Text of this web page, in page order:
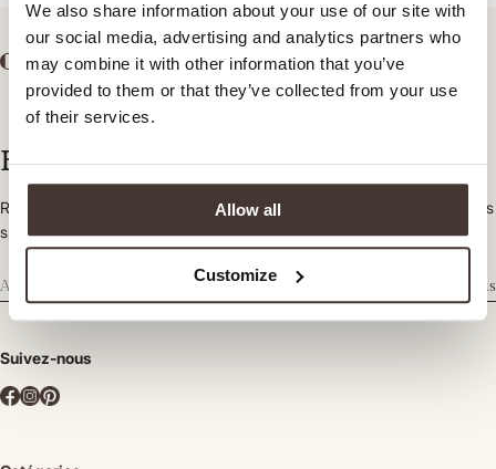
We also share information about your use of our site with
our social media, advertising and analytics partners who
may combine it with other information that you’ve
provided to them or that they’ve collected from your use
of their services.
Allow all
Customize
Bulletin d'information
Restez informé des nouvelles collections, des tendances et des offres
spéciales.
Abonnez-vous
Suivez-nous